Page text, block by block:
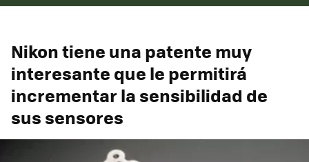
Nikon tiene una patente muy
interesante que le permitirá
incrementar la sensibilidad de
sus sensores